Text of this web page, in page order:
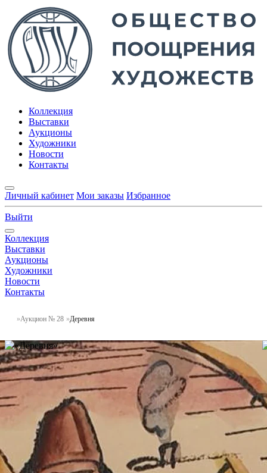
Коллекция
Выставки
Аукционы
Художники
Новости
Контакты
Личный кабинет Мои заказы Избранное
Выйти
Коллекция
Выставки
Аукционы
Художники
Новости
Контакты
Аукцион № 28 Деревня